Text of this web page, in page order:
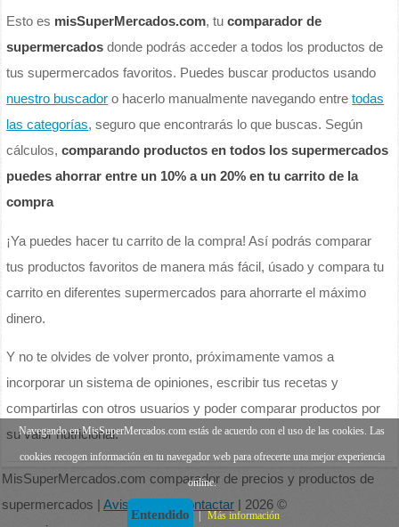
Esto es misSuperMercados.com, tucomparador de
supermercados donde podrás acceder a todos los productos de
tus supermercados favoritos. Puedes buscar productos usando
nuestro buscador o hacerlo manualmente navegando entretodas
las categorías, seguro que encontrarás lo que buscas. Según
cálculos,comparando productos en todos los supermercados
puedes ahorrar entre un 10% a un 20% en tu carrito de la
compra
¡Ya puedes hacer tu carrito de la compra! Así podrás comparar
tus productos favoritos de manera más fácil, úsado y compara tu
carrito en diferentes supermercados para ahorrarte el máximo
dinero.
Y no te olvides de volver pronto, próximamente vamos a
incorporar un sistema de opiniones, escribir tus recetas y
compartirlas con otros usuarios y poder comparar productos por
su valor nutricional.
MisSuperMercados.com comparador de precios y productos de
supermercados |Aviso legal Contactar | 2026 ©
Navegando en MisSuperMercados.com estás de acuerdo con el uso de las cookies. Las
cookies recogen información en tu navegador web para ofrecerte una mejor experiencia
online.
Entendido Más información